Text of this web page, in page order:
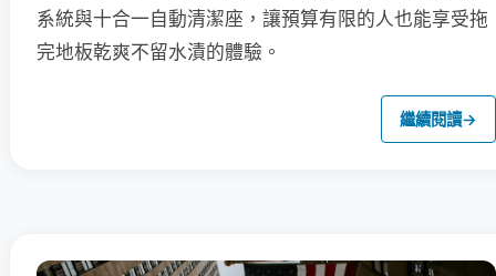
系統與十合一自動清潔座，讓預算有限的人也能享受拖
完地板乾爽不留水漬的體驗。
繼續閱讀→